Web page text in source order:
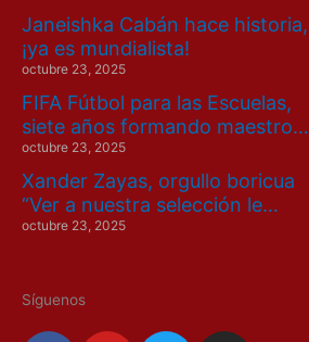
Janeishka Cabán hace historia,
¡ya es mundialista!
octubre 23, 2025
FIFA Fútbol para las Escuelas,
siete años formando maestro…
octubre 23, 2025
Xander Zayas, orgullo boricua
“Ver a nuestra selección le…
octubre 23, 2025
Síguenos